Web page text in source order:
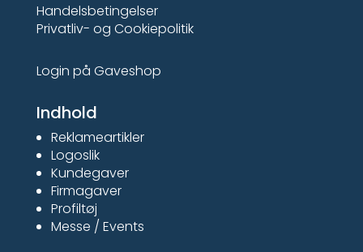
Handelsbetingelser
Privatliv- og Cookiepolitik
Login på Gaveshop
Indhold
Reklameartikler
Logoslik
Kundegaver
Firmagaver
Profiltøj
Messe / Events